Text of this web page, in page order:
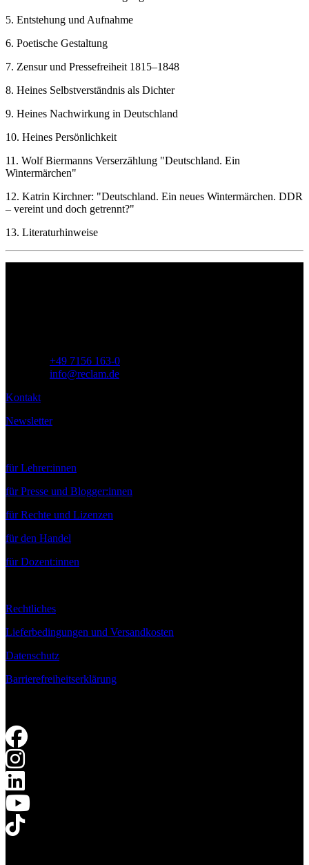
5. Entstehung und Aufnahme
6. Poetische Gestaltung
7. Zensur und Pressefreiheit 1815–1848
8. Heines Selbstverständnis als Dichter
9. Heines Nachwirkung in Deutschland
10. Heines Persönlichkeit
11. Wolf Biermanns Verserzählung "Deutschland. Ein
Wintermärchen"
12. Katrin Kirchner: "Deutschland. Ein neues Wintermärchen. DDR
– vereint und doch getrennt?"
13. Literaturhinweise
+49 7156 163-0
info@reclam.de
Kontakt
Newsletter
für Lehrer:innen
für Presse und Blogger:innen
für Rechte und Lizenzen
für den Handel
für Dozent:innen
Rechtliches
Lieferbedingungen und Versandkosten
Datenschutz
Barrierefreiheitserklärung